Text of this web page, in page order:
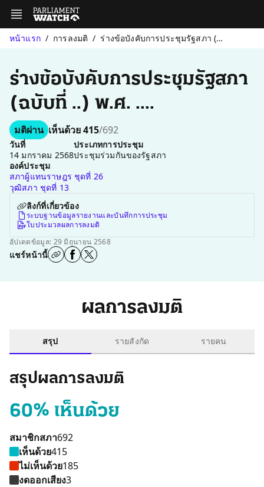
หน้าแรก การลงมติ ร่างข้อบังคับการประชุมรัฐสภา (ฉบับที่ ..) พ.ศ. ....
ร่างข้อบังคับการประชุมรัฐสภา
(ฉบับที่ ..) พ.ศ. ....
มติผ่าน เห็นด้วย 415/692
วันที่
14 มกราคม 2568
ประเภทการประชุม
ประชุมร่วมกันของรัฐสภา
องค์ประชุม
สภาผู้แทนราษฎร ชุดที่ 26
วุฒิสภา ชุดที่ 13
ลิงก์ที่เกี่ยวข้อง
ระบบฐานข้อมูลรายงานและบันทึกการประชุม
ใบประมวลผลการลงมติ
อัปเดตข้อมูล: 29 มิถุนายน 2568
แชร์หน้านี้
ผลการลงมติ
สรุป รายสังกัด รายคน
สรุปผลการลงมติ
60% เห็นด้วย
สมาชิกสภา692
เห็นด้วย415
ไม่เห็นด้วย185
งดออกเสียง3